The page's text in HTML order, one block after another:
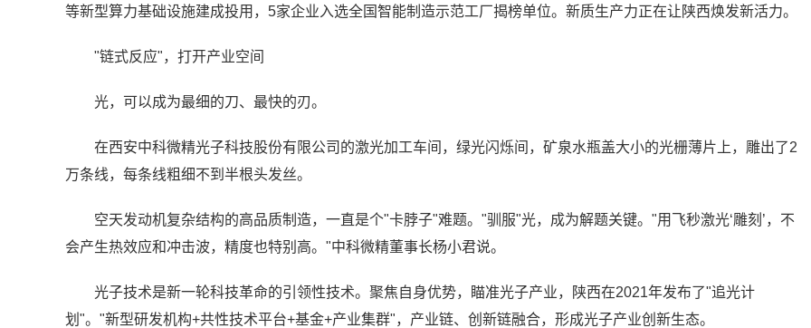
等新型算力基础设施建成投用，5家企业入选全国智能制造示范工厂揭榜单位。新质生产力正在让陕西焕发新活力。
"链式反应"，打开产业空间
光，可以成为最细的刀、最快的刃。
在西安中科微精光子科技股份有限公司的激光加工车间，绿光闪烁间，矿泉水瓶盖大小的光栅薄片上，雕出了2
万条线，每条线粗细不到半根头发丝。
空天发动机复杂结构的高品质制造，一直是个"卡脖子"难题。"驯服"光，成为解题关键。"用飞秒激光‘雕刻’，不
会产生热效应和冲击波，精度也特别高。"中科微精董事长杨小君说。
光子技术是新一轮科技革命的引领性技术。聚焦自身优势，瞄准光子产业，陕西在2021年发布了"追光计
划"。"新型研发机构+共性技术平台+基金+产业集群"，产业链、创新链融合，形成光子产业创新生态。